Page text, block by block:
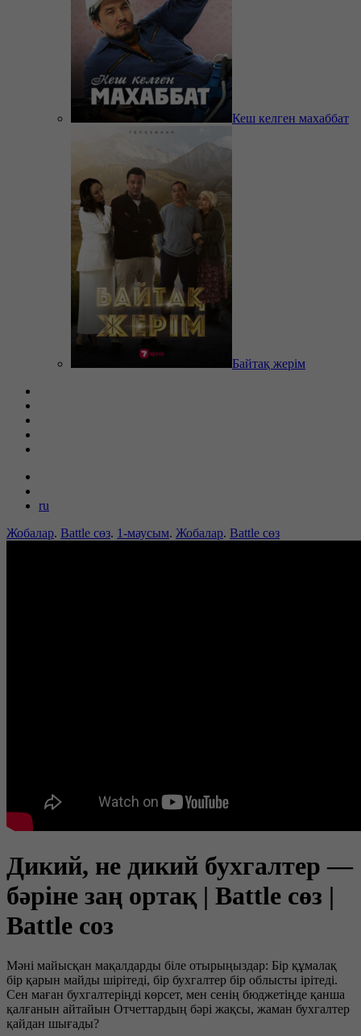
Кеш келген махаббат
Байтақ жерім
ru
Жобалар. Battle сөз. 1-маусым. Жобалар. Battle сөз
Дикий, не дикий бухгалтер —
бәріне заң ортақ | Battle сөз |
Battle соз
Мәні майысқан мақалдарды біле отырыңыздар: Бір құмалақ
бір қарын майды шірітеді, бір бухгалтер бір облысты ірітеді.
Сен маған бухгалтеріңді көрсет, мен сенің бюджетіңде қанша
қалғанын айтайын Отчеттардың бәрі жақсы, жаман бухгалтер
қайдан шығады?